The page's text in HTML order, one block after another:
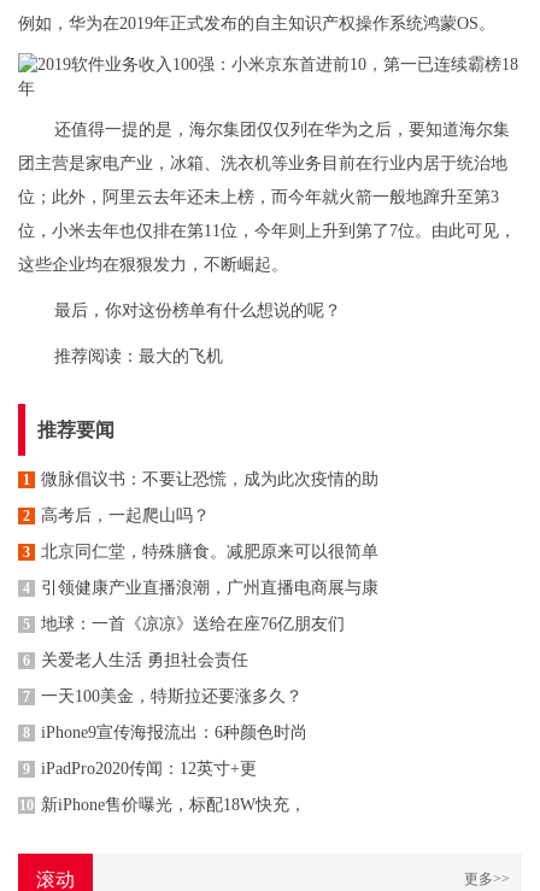
例如，华为在2019年正式发布的自主知识产权操作系统鸿蒙OS。
还值得一提的是，海尔集团仅仅列在华为之后，要知道海尔集
团主营是家电产业，冰箱、洗衣机等业务目前在行业内居于统治地
位；此外，阿里云去年还未上榜，而今年就火箭一般地蹿升至第3
位，小米去年也仅排在第11位，今年则上升到第了7位。由此可见，
这些企业均在狠狠发力，不断崛起。
最后，你对这份榜单有什么想说的呢？
推荐阅读： 最大的飞机
推荐要闻
1 微脉倡议书：不要让恐慌，成为此次疫情的助
2 高考后，一起爬山吗？
3 北京同仁堂，特殊膳食。减肥原来可以很简单
4 引领健康产业直播浪潮，广州直播电商展与康
5 地球：一首《凉凉》送给在座76亿朋友们
6 关爱老人生活 勇担社会责任
7 一天100美金，特斯拉还要涨多久？
8 iPhone9宣传海报流出：6种颜色时尚
9 iPadPro2020传闻：12英寸+更
10 新iPhone售价曝光，标配18W快充，
滚动 更多>>